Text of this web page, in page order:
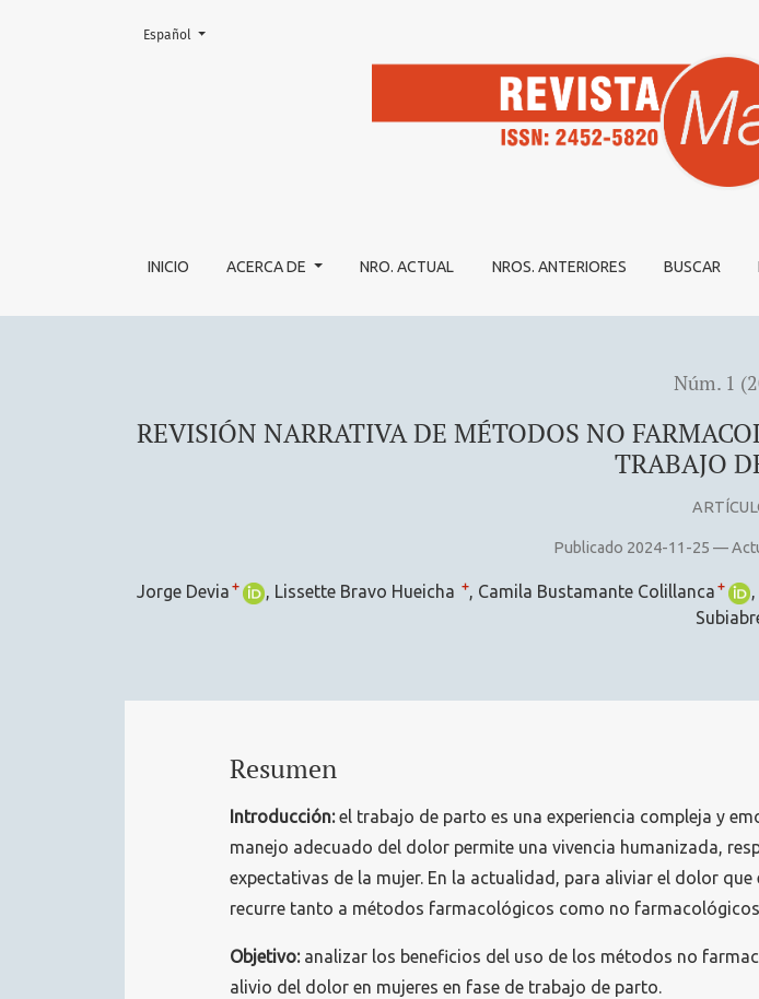
REVISIÓN NARRATIVA DE MÉTODOS NO FARMACOLÓGICOS PARA ALIVIAR EL
INICIO ACERCA DE NRO. ACTUAL NROS. ANTERIORES BUSCAR
Cambiar el idioma. El actual es:
Español
Núm. 1
REVISIÓN NARRATIVA DE MÉTODOS NO
TRABAJO
Publicado 2024-11-25 —
Jorge Devia + Lissette Bravo Hueicha + Camila Bustamante Colillanca +
Resumen
Introducción:el trabajo de parto es una experiencia compleja y
manejo adecuado del dolor permite una vivencia humanizada,
expectativas de la mujer. En la actualidad, para aliviar el dolor que
recurre tanto a métodos farmacológicos como no farmacológicos
Objetivo:analizar los beneficios del uso de los métodos no
alivio del dolor en mujeres en fase de trabajo de parto.